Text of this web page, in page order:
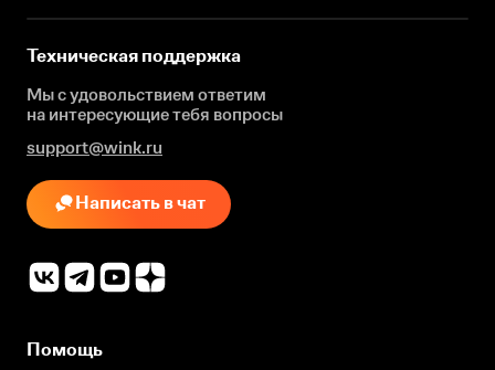
Техническая поддержка
Мы с удовольствием ответим
на интересующиетебя вопросы
support@wink.ru
Написать в чат
Помощь